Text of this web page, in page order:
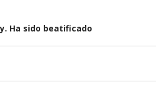
Ha sido beatificado